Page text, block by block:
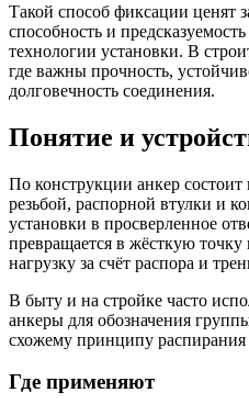
Такой способ фиксации ценят
способность и
технологии установки. В
где важны прочность,
долговечность соединения.
Понятие и
По конструкции анкер
резьбой, распорной втулки и
установки в просверленное
превращается в жёсткую
нагрузку за счёт распора и
В быту и на стройке часто
анкеры для обозначения
схожему принципу
Где применяют